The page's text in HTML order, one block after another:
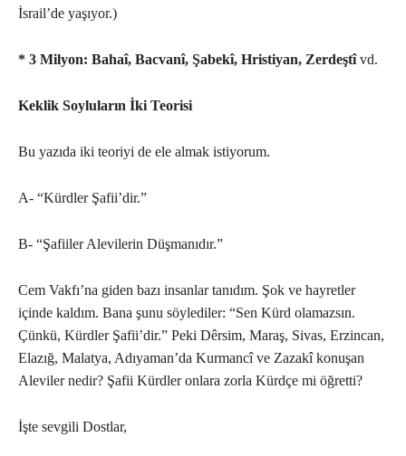
İsrail’de yaşıyor.)
* 3 Milyon: Bahaî, Bacvanî, Şabekî, Hristiyan, Zerdeştîvd.
Keklik Soyluların İki Teorisi
Bu yazıda iki teoriyi de ele almak istiyorum.
A- “Kürdler Şafii’dir.”
B- “Şafiiler Alevilerin Düşmanıdır.”
Cem Vakfı’na giden bazı insanlar tanıdım. Şok ve hayretler
içinde kaldım. Bana şunu söylediler: “Sen Kürd olamazsın.
Çünkü, Kürdler Şafii’dir.” Peki Dêrsim, Maraş, Sivas, Erzincan,
Elazığ, Malatya, Adıyaman’da Kurmancî ve Zazakî konuşan
Aleviler nedir? Şafii Kürdler onlara zorla Kürdçe mi öğretti?
İşte sevgili Dostlar,